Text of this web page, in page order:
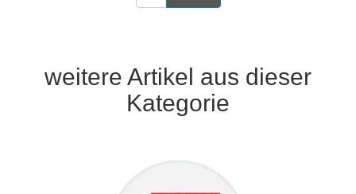
weitere Artikel aus dieser
Kategorie